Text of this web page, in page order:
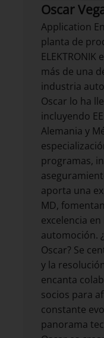
Oscar
Application
planta de
más de una
industria
Oscar lo ha
incluyendo
Alemania y
programas,
aporta una
MD,
excelencia
automoción.
Oscar? Se
y la
encanta
socios para
constante
panorama